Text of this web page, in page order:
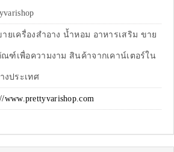
ายเครื่องสำอาง น้ำหอม อาหารเสริม ขาย
ฑ์เพื่อความงาม สินค้าจากเคาน์เตอร์ใน
งประเทศ
www.prettyvarishop.com